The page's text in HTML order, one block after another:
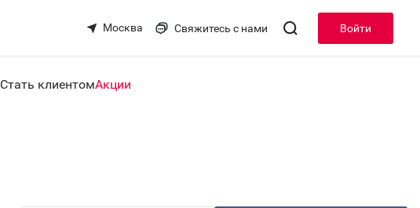
Москва Свяжитесь с нами Войти
Стать клиентомАкции